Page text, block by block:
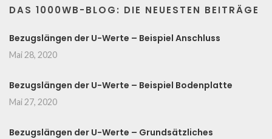
DAS 1000WB-BLOG: DIE NEUESTEN BEITRÄGE
Bezugslängen der U-Werte – Beispiel Anschluss
Mai 28, 2020
Bezugslängen der U-Werte – Beispiel Bodenplatte
Mai 27, 2020
Bezugslängen der U-Werte – Grundsätzliches